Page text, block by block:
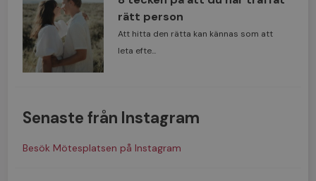
rätt person
Att hitta den rätta kan kännas som att
leta efte...
Senaste från Instagram
Besök Mötesplatsen på Instagram